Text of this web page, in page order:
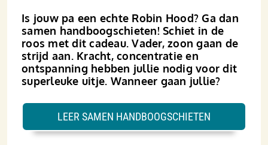
Is jouw pa een echte Robin Hood? Ga dan
samen handboogschieten! Schiet in de
roos met dit cadeau. Vader, zoon gaan de
strijd aan. Kracht, concentratie en
ontspanning hebben jullie nodig voor dit
superleuke uitje. Wanneer gaan jullie?
LEER SAMEN HANDBOOGSCHIETEN